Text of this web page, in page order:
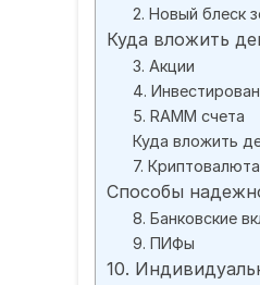
2. Новый блеск
Куда вложить
3. Акции
4.
5. RAMM счета
Куда вложить
7. Криптовалюта
Способы
8. Банковские
9. ПИФы
10.